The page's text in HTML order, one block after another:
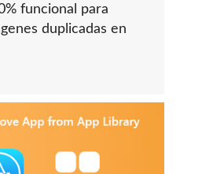
funcional para
duplicadas en